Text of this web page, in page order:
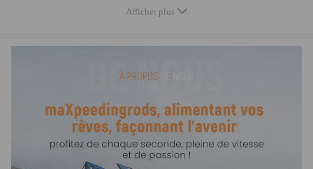
294000-062#, 294000-0620, 294000-0621
294000-0782, 294000-0840, 294000-095#
294000-1013, 294000-1014, 294000-1015
294000-1016, 294000-1017, 294000-1018
294000-1019, 1460A001, 16700-EC00A
16700-EC09A, 16700-VM00A, 16700-VB70A
Afficher plus